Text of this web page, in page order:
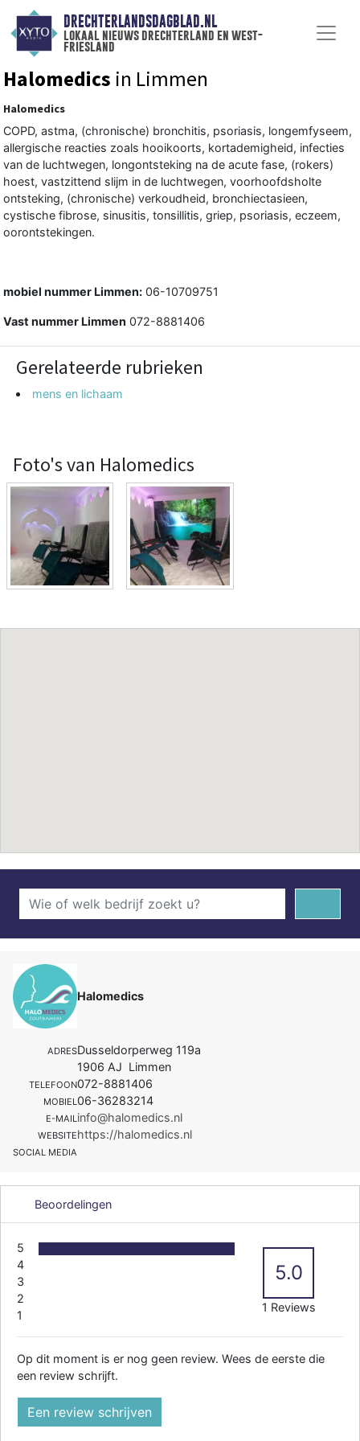
DRECHTERLANDSDAGBLAD.NL
lokaal nieuws drechterland en west-
friesland
Halomedics in Limmen
Halomedics
COPD, astma, (chronische) bronchitis, psoriasis, longemfyseem,
allergische reacties zoals hooikoorts, kortademigheid, infecties
van de luchtwegen, longontsteking na de acute fase, (rokers)
hoest, vastzittend slijm in de luchtwegen, voorhoofdsholte
ontsteking, (chronische) verkoudheid, bronchiectasieen,
cystische fibrose, sinusitis, tonsillitis, griep, psoriasis, eczeem,
oorontstekingen.
mobiel nummer Limmen: 06-10709751
Vast nummer Limmen 072-8881406
Gerelateerde rubrieken
mens en lichaam
Foto's van Halomedics
Halomedics
ADRESDusseldorperweg 119a
1906 AJ Limmen
TELEFOON072-8881406
MOBIEL06-36283214
E-MAILinfo@halomedics.nl
WEBSITEhttps://halomedics.nl
SOCIAL MEDIA
Beoordelingen
5
4
3
2
1
5.0
1 Reviews
Op dit moment is er nog geen review. Wees de eerste die
een review schrijft.
Een review schrijven